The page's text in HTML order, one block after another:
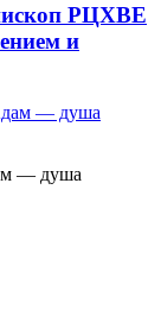
РЦХВЕ
и
— душа